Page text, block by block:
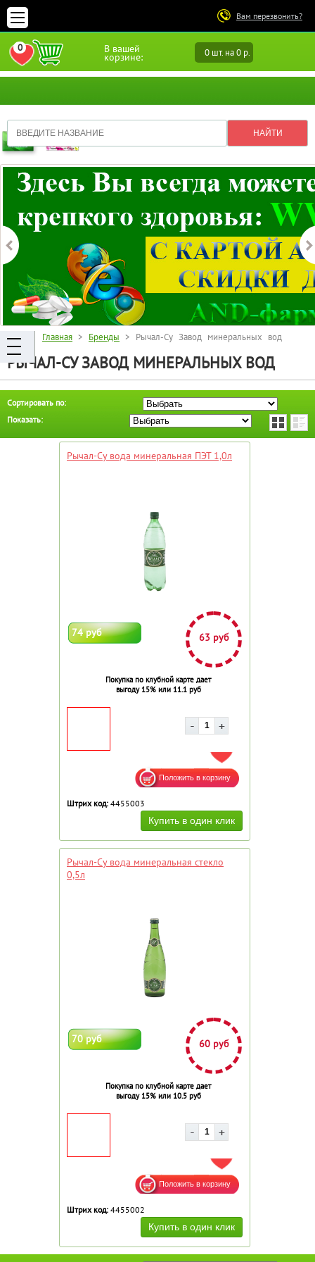
Вам перезвонить?
В вашей
корзине: 0 шт. на 0 р.
0
ПЕРЕЙТИ В ИЗБРАННОЕ
Главная > Бренды > Рычал-Су Завод минеральных вод
РЫЧАЛ-СУ ЗАВОД МИНЕРАЛЬНЫХ ВОД
Сортировать по:
Показать:
Рычал-Су вода минеральная ПЭТ 1,0л
74 руб 63 руб
Покупка по клубной карте дает
выгоду 15% или 11.1 руб
ДОБАВИТЬ В ИЗБРАННОЕ
Штрих код: 4455003
Рычал-Су вода минеральная стекло
0,5л
70 руб 60 руб
Покупка по клубной карте дает
выгоду 15% или 10.5 руб
ДОБАВИТЬ В ИЗБРАННОЕ
Штрих код: 4455002